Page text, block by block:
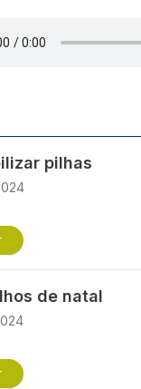
pilhas
de natal